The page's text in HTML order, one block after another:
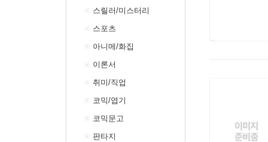
스릴러/미스터리
스포츠
아니메/화집
이론서
취미/직업
코믹/엽기
코믹문고
판타지